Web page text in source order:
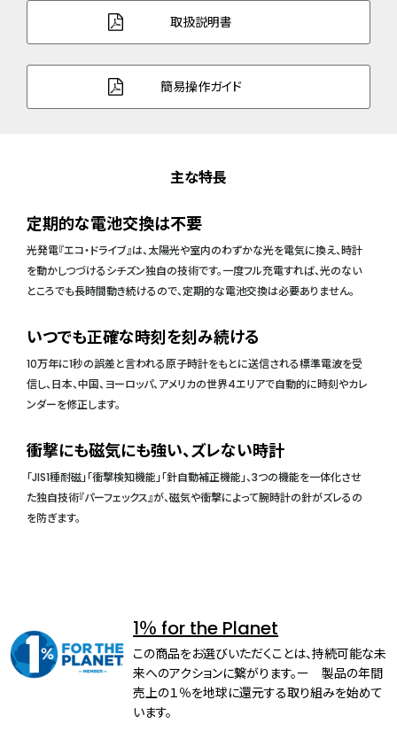
取扱説明書
簡易操作ガイド
主な特長
定期的な電池交換は不要
光発電『エコ・ドライブ』は、太陽光や室内のわずかな光を電気に換え、時計
を動かしつづけるシチズン独自の技術です。一度フル充電すれば、光のない
ところでも長時間動き続けるので、定期的な電池交換は必要ありません。
いつでも正確な時刻を刻み続ける
10万年に1秒の誤差と言われる原子時計をもとに送信される標準電波を受
信し、日本、中国、ヨーロッパ、アメリカの世界4エリアで自動的に時刻やカレ
ンダーを修正します。
衝撃にも磁気にも強い、ズレない時計
「JIS1種耐磁」「衝撃検知機能」「針自動補正機能」、3つの機能を一体化させ
た独自技術『パーフェックス』が、磁気や衝撃によって腕時計の針がズレるの
を防ぎます。
1％ for the Planet
この商品をお選びいただくことは、持続可能な未
来へのアクションに繋がります。ー 製品の年間
売上の１％を地球に還元する取り組みを始めて
います。